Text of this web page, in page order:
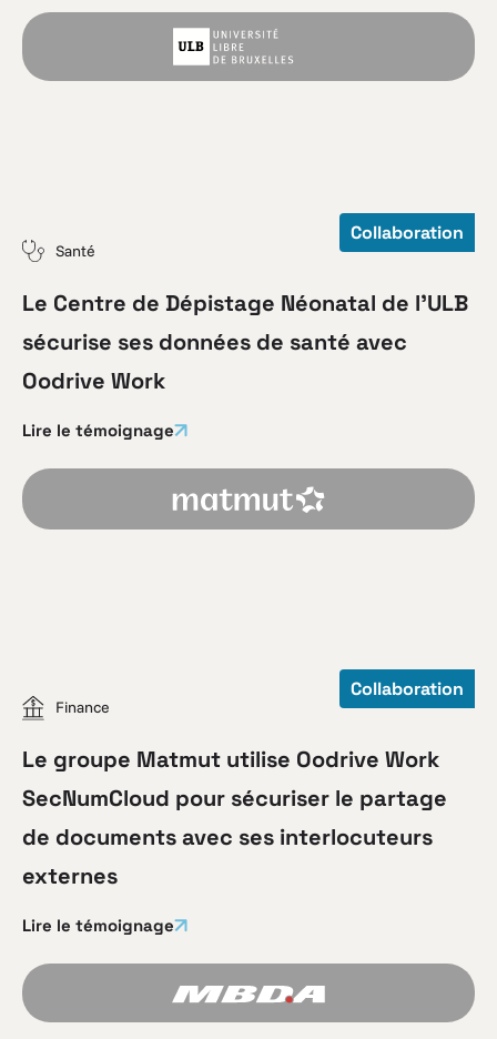
Collaboration
Santé
Le Centre de Dépistage Néonatal de l’ULB
sécurise ses données de santé avec
Oodrive Work
Lire le témoignage
Collaboration
Finance
Le groupe Matmut utilise Oodrive Work
SecNumCloud pour sécuriser le partage
de documents avec ses interlocuteurs
externes
Lire le témoignage